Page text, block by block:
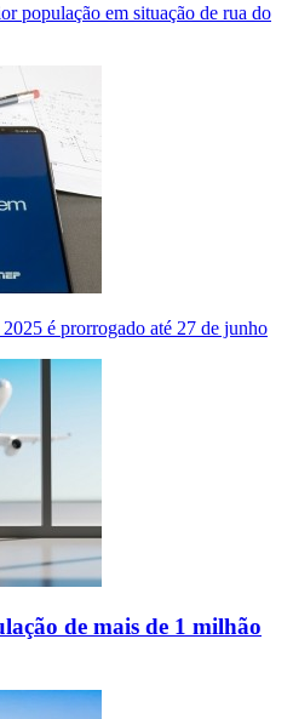
população em situação de rua do
é prorrogado até 27 de junho
de mais de 1 milhão